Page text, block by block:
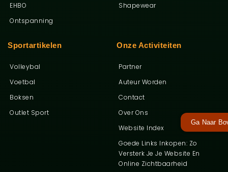
Ga Naar
Onze Activiteiten
Partner
Auteur Worden
Contact
Over Ons
Website Index
Goede Links Inkopen: Zo
Versterk Je Je Website En
Online Zichtbaarheid
Sportartikelen
Volleybal
Voetbal
Boksen
Outlet Sport
Shapewear
EHBO
Ontspanning